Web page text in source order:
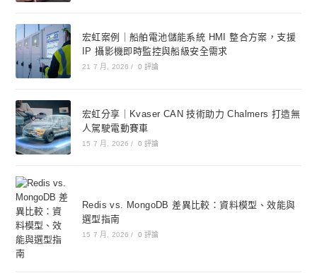
宏虹案例｜船舶電池儲能系統 HMI 整合方案，支援
IP 攝影機即時監控與船級安全需求
21 7 月, 2026 / 0 評論
宏虹分享｜Kvaser CAN 技術助力 Chalmers 打造無
人駕駛電動賽車
15 7 月, 2026 / 0 評論
Redis vs. MongoDB 差異比較：資料模型、效能與
選型指南
15 7 月, 2026 / 0 評論